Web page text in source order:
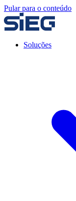
Pular para o conteúdo
Soluções